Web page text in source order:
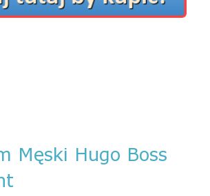
Męski Hugo Boss